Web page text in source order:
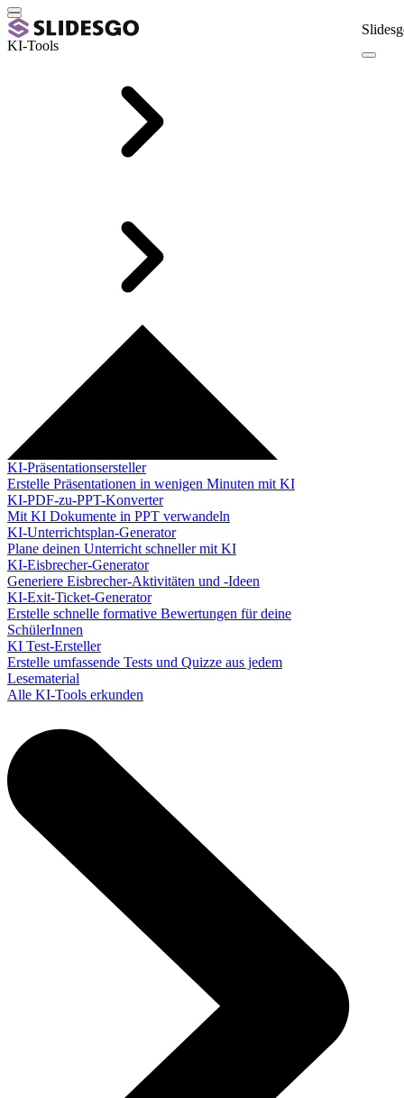
KI-Tools
KI-Präsentationsersteller
Erstelle Präsentationen in wenigen Minuten mit KI
KI-PDF-zu-PPT-Konverter
Mit KI Dokumente in PPT verwandeln
KI-Unterrichtsplan-Generator
Plane deinen Unterricht schneller mit KI
KI-Eisbrecher-Generator
Generiere Eisbrecher-Aktivitäten und -Ideen
KI-Exit-Ticket-Generator
Erstelle schnelle formative Bewertungen für deine
SchülerInnen
KI Test-Ersteller
Erstelle umfassende Tests und Quizze aus jedem
Lesematerial
Alle KI-Tools erkunden